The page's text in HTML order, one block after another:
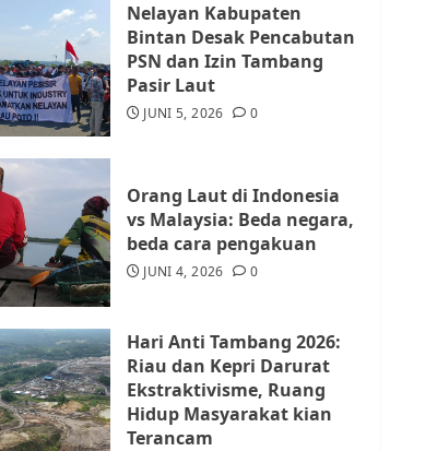
Warga Rempang Ajukan
Audiensi dengan Wali
Kota Batam, Soroti
Aktivitas yang Resahkan
Warga
Tim Advokasi Desak BP
Batam Berhenti
Merampas Tanah Warga
Rempang
Nelayan Kabupaten
Bintan Desak Pencabutan
PSN dan Izin Tambang
Pasir Laut
JUNI 5, 2026 0
Orang Laut di Indonesia
vs Malaysia: Beda negara,
beda cara pengakuan
JUNI 4, 2026 0
Hari Anti Tambang 2026:
Riau dan Kepri Darurat
Ekstraktivisme, Ruang
Hidup Masyarakat kian
Terancam